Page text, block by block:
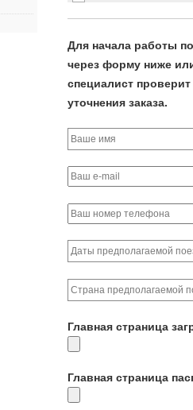
Для начала работы
через форму ниже
специалист
уточнения заказа.
Главная страница
Главная страница